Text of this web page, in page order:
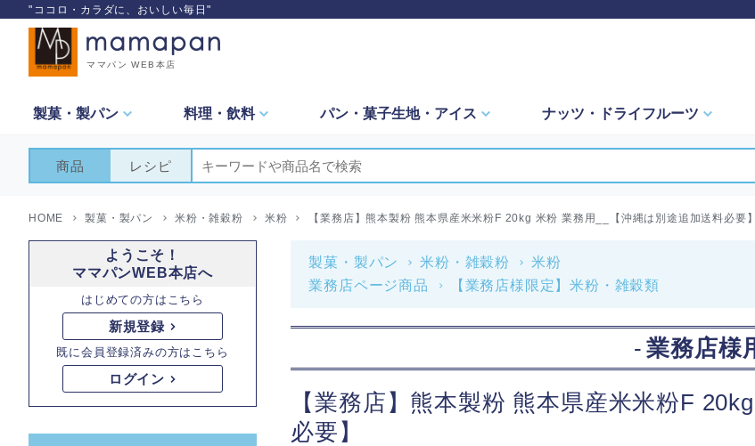
"ココロ・カラダに、おいしい毎日"
ママパン WEB本店
製菓・ 製パン 料理・飲料 パン・菓子生地・ アイス ナッツ・ ドライフルーツ
商品 レシピ
HOME 製菓・製パン 米粉・雑穀粉 米粉 【業務店】熊本製粉 熊本県産米米粉F 20kg 米粉 業務用__【沖縄は別途追加送料必要】
製菓・製パン 米粉・雑穀粉
米粉
業務店ページ商品
【業務店様限定】米粉・雑穀類
業務店様
【業務店】熊本製粉 熊本県産米米粉F
必要】
ようこそ！
ママパンWEB本店へ
はじめての方はこちら
新規登録
既に会員登録済みの方はこちら
ログイン